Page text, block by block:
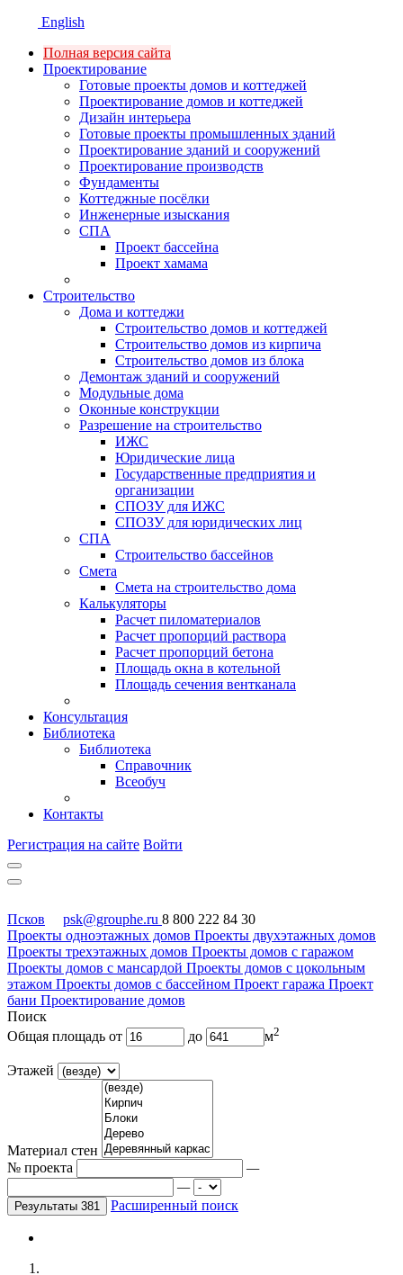
English
Полная версия сайта
Проектирование
Готовые проекты домов и коттеджей
Проектирование домов и коттеджей
Дизайн интерьера
Готовые проекты промышленных зданий
Проектирование зданий и сооружений
Проектирование производств
Фундаменты
Коттеджные посёлки
Инженерные изыскания
СПА
Проект бассейна
Проект хамама
Строительство
Дома и коттеджи
Строительство домов и коттеджей
Строительство домов из кирпича
Строительство домов из блока
Демонтаж зданий и сооружений
Модульные дома
Оконные конструкции
Разрешение на строительство
ИЖС
Юридические лица
Государственные предприятия и
организации
СПОЗУ для ИЖС
СПОЗУ для юридических лиц
СПА
Строительство бассейнов
Смета
Смета на строительство дома
Калькуляторы
Расчет пиломатериалов
Расчет пропорций раствора
Расчет пропорций бетона
Площадь окна в котельной
Площадь сечения вентканала
Консультация
Библиотека
Библиотека
Справочник
Всеобуч
Контакты
Регистрация на сайте Войти
Псков psk@grouphe.ru 8 800 222 84 30
Проекты одноэтажных домов Проекты двухэтажных домов
Проекты трехэтажных домов Проекты домов с гаражом
Проекты домов с мансардой Проекты домов с цокольным
этажом Проекты домов с бассейном Проект гаража Проект
бани Проектирование домов
Поиск
Общая площадь от до м2
Этажей
Материал стен
№ проекта
—
—
Расширенный поиск